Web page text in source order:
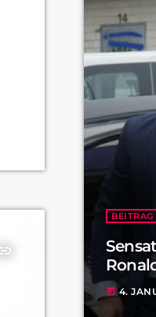
today 4.